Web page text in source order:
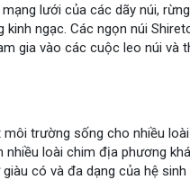
lưới của các dãy núi,
ngạc. Các ngọn núi
gia vào các cuộc leo núi và
trường sống cho nhiều
loài chim địa phương
có và đa dạng của hệ